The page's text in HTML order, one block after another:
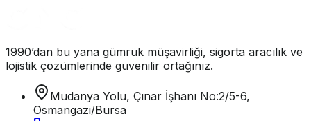
1990’dan bu yana gümrük müşavirliği, sigorta aracılık ve
lojistik çözümlerinde güvenilir ortağınız.
Mudanya Yolu, Çınar İşhanı No:2/5-6,
Osmangazi/Bursa